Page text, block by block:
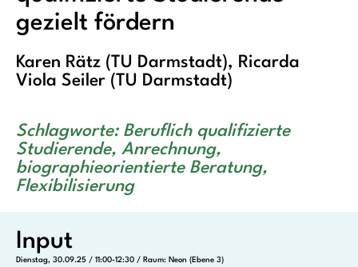
gezielt fördern
Karen Rätz (TU Darmstadt), Ricarda
Viola Seiler (TU Darmstadt)
Schlagworte: Beruflich qualifizierte
Studierende, Anrechnung,
biographieorientierte Beratung,
Flexibilisierung
Input
Dienstag, 30.09.25 / 11:00-12:30 / Raum: Neon (Ebene 3)